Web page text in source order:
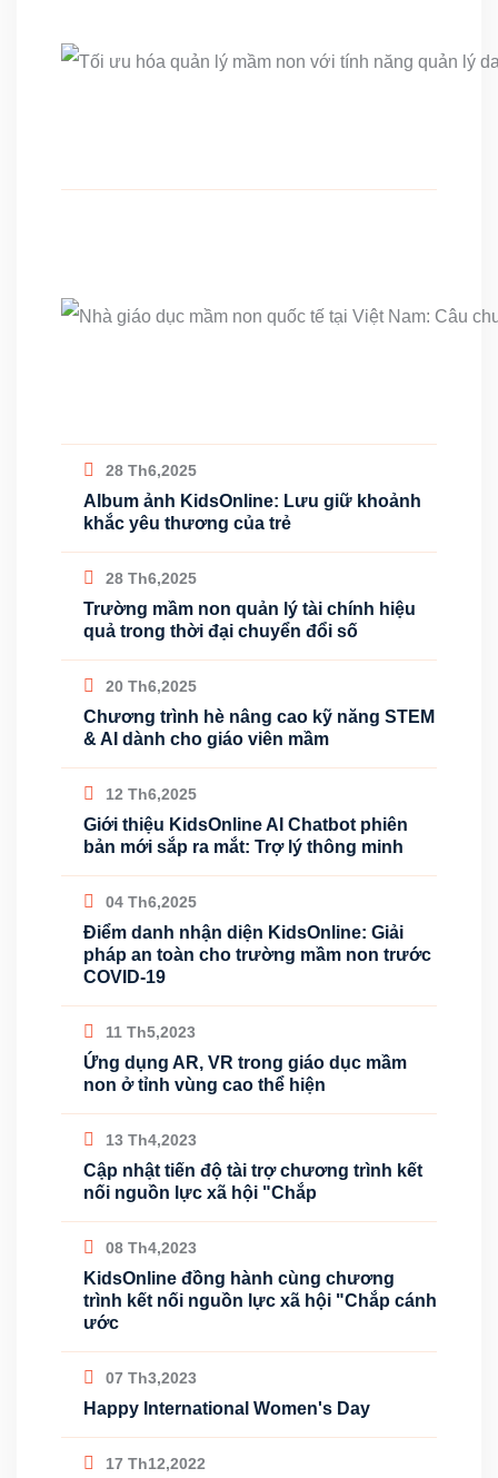
28 Th6,2025
Album ảnh KidsOnline: Lưu giữ khoảnh
khắc yêu thương của trẻ
28 Th6,2025
Trường mầm non quản lý tài chính hiệu
quả trong thời đại chuyển đổi số
20 Th6,2025
Chương trình hè nâng cao kỹ năng STEM
& AI dành cho giáo viên mầm
12 Th6,2025
Giới thiệu KidsOnline AI Chatbot phiên
bản mới sắp ra mắt: Trợ lý thông minh
04 Th6,2025
Điểm danh nhận diện KidsOnline: Giải
pháp an toàn cho trường mầm non trước
COVID-19
11 Th5,2023
Ứng dụng AR, VR trong giáo dục mầm
non ở tỉnh vùng cao thể hiện
13 Th4,2023
Cập nhật tiến độ tài trợ chương trình kết
nối nguồn lực xã hội "Chắp
08 Th4,2023
KidsOnline đồng hành cùng chương
trình kết nối nguồn lực xã hội "Chắp cánh
ước
07 Th3,2023
Happy International Women's Day
17 Th12,2022